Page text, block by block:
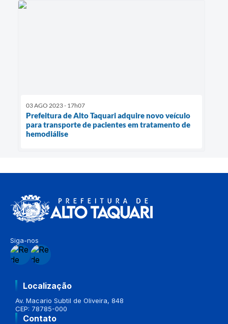
03 AGO 2023 - 17h07
Prefeitura de Alto Taquari adquire novo veículo
para transporte de pacientes em tratamento de
hemodiálise
Siga-nos
Localização
Av. Macario Subtil de Oliveira, 848
CEP: 78785-000
Contato